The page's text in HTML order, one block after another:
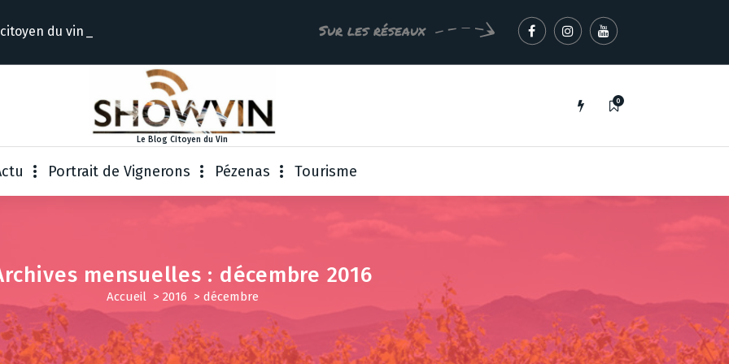
Sur les réseaux
Le Blog Citoyen du Vin
0
Portrait de Vignerons Pézenas Tourisme
mensuelles : décembre 2016
Accueil > 2016 > décembre